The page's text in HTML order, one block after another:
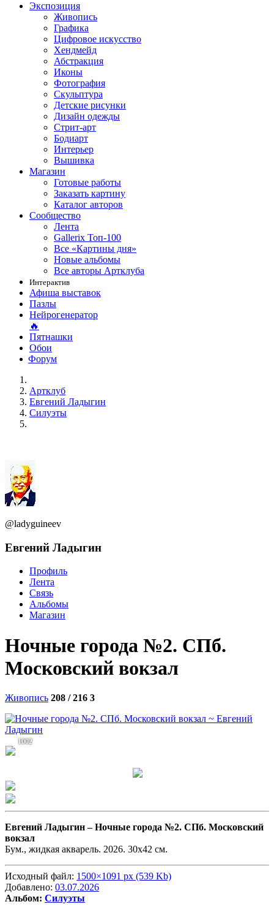
Экспозиция
Живопись
Графика
Цифровое искусство
Хендмейд
Абстракция
Иконы
Фотография
Скульптура
Детские рисунки
Дизайн одежды
Стрит-арт
Бодиарт
Интерьер
Вышивка
Магазин
Готовые работы
Заказать картину
Каталог авторов
Сообщество
Лента
Gallerix Топ-100
Все «Картины дня»
Новые альбомы
Все авторы Артклуба
Интерактив
Афиша выставок
Пазлы
Нейрогенератор
🔥
Пятнашки
Обои
Форум
Артклуб
Евгений Ладыгин
Силуэты
@ladyguineev
Евгений Ладыгин
Профиль
Лента
Связь
Альбомы
Магазин
Ночные города №2. СПб.
Московский вокзал
Живопись 208 / 216 3
1002
Евгений Ладыгин –Ночные города №2. СПб. Московский
вокзал
Бум., жидкая акварель. 2026. 30х42 см.
Исходный файл: 1500×1091 px (539 Kb)
Добавлено: 03.07.2026
Альбом: Силуэты